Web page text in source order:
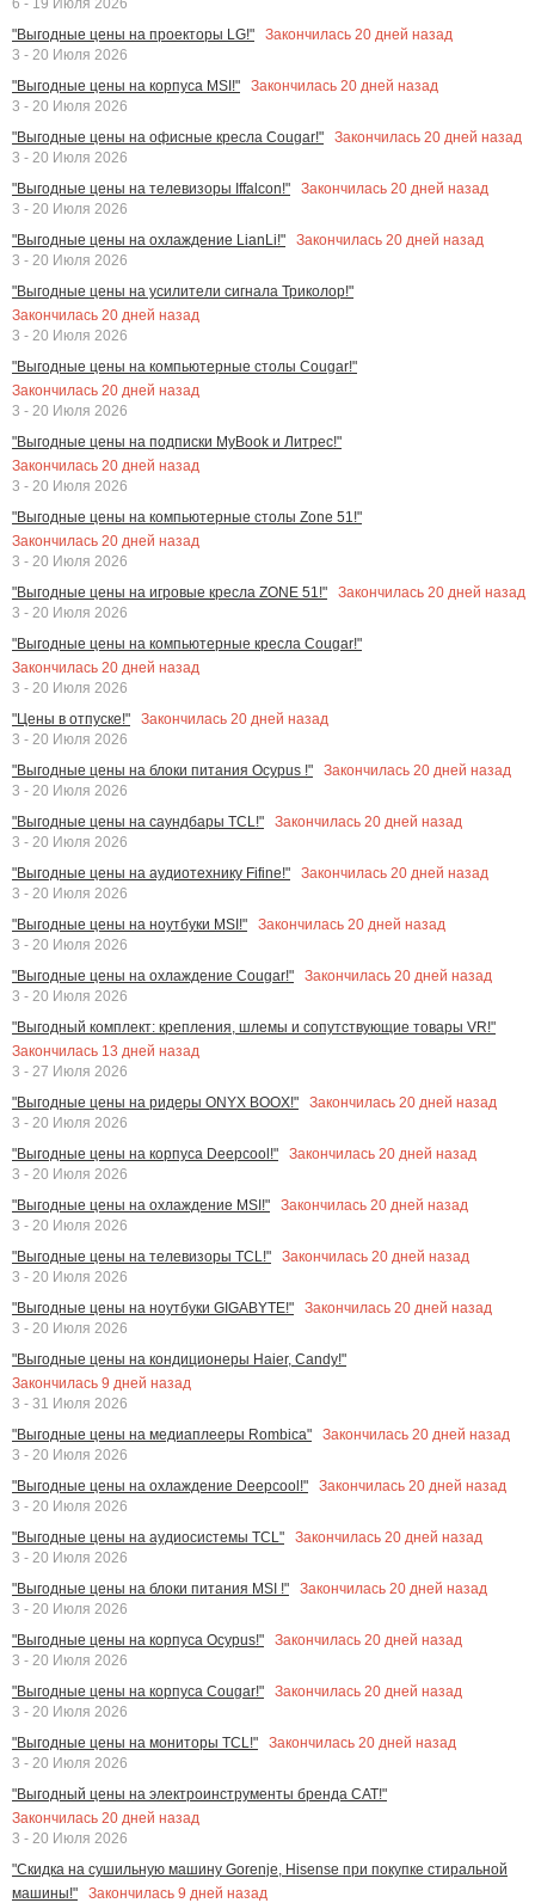
"Выгодные цены на проекторы LG!"
Закончилась 20 дней назад
3 - 20 Июля 2026
"Выгодные цены на корпуса MSI!"
Закончилась 20 дней назад
3 - 20 Июля 2026
"Выгодные цены на офисные кресла Cougar!"
Закончилась 20 дней назад
3 - 20 Июля 2026
"Выгодные цены на телевизоры Iffalcon!"
Закончилась 20 дней назад
3 - 20 Июля 2026
"Выгодные цены на охлаждение LianLi!"
Закончилась 20 дней назад
3 - 20 Июля 2026
"Выгодные цены на усилители сигнала Триколор!"
Закончилась 20 дней назад
3 - 20 Июля 2026
"Выгодные цены на компьютерные столы Cougar!"
Закончилась 20 дней назад
3 - 20 Июля 2026
"Выгодные цены на подписки MyBook и Литрес!"
Закончилась 20 дней назад
3 - 20 Июля 2026
"Выгодные цены на компьютерные столы Zone 51!"
Закончилась 20 дней назад
3 - 20 Июля 2026
"Выгодные цены на игровые кресла ZONE 51!"
Закончилась 20 дней назад
3 - 20 Июля 2026
"Выгодные цены на компьютерные кресла Cougar!"
Закончилась 20 дней назад
3 - 20 Июля 2026
"Цены в отпуске!"
Закончилась 20 дней назад
3 - 20 Июля 2026
"Выгодные цены на блоки питания Ocypus !"
Закончилась 20 дней назад
3 - 20 Июля 2026
"Выгодные цены на саундбары TCL!"
Закончилась 20 дней назад
3 - 20 Июля 2026
"Выгодные цены на аудиотехнику Fifine!"
Закончилась 20 дней назад
3 - 20 Июля 2026
"Выгодные цены на ноутбуки MSI!"
Закончилась 20 дней назад
3 - 20 Июля 2026
"Выгодные цены на охлаждение Cougar!"
Закончилась 20 дней назад
3 - 20 Июля 2026
"Выгодный комплект: крепления, шлемы и сопутствующие товары VR!"
Закончилась 13 дней назад
3 - 27 Июля 2026
"Выгодные цены на ридеры ONYX BOOX!"
Закончилась 20 дней назад
3 - 20 Июля 2026
"Выгодные цены на корпуса Deepcool!"
Закончилась 20 дней назад
3 - 20 Июля 2026
"Выгодные цены на охлаждение MSI!"
Закончилась 20 дней назад
3 - 20 Июля 2026
"Выгодные цены на телевизоры TCL!"
Закончилась 20 дней назад
3 - 20 Июля 2026
"Выгодные цены на ноутбуки GIGABYTE!"
Закончилась 20 дней назад
3 - 20 Июля 2026
"Выгодные цены на кондиционеры Haier, Candy!"
Закончилась 9 дней назад
3 - 31 Июля 2026
"Выгодные цены на медиаплееры Rombica"
Закончилась 20 дней назад
3 - 20 Июля 2026
"Выгодные цены на охлаждение Deepcool!"
Закончилась 20 дней назад
3 - 20 Июля 2026
"Выгодные цены на аудиосистемы TCL"
Закончилась 20 дней назад
3 - 20 Июля 2026
"Выгодные цены на блоки питания MSI !"
Закончилась 20 дней назад
3 - 20 Июля 2026
"Выгодные цены на корпуса Ocypus!"
Закончилась 20 дней назад
3 - 20 Июля 2026
"Выгодные цены на корпуса Cougar!"
Закончилась 20 дней назад
3 - 20 Июля 2026
"Выгодные цены на мониторы TCL!"
Закончилась 20 дней назад
3 - 20 Июля 2026
"Выгодный цены на электроинструменты бренда CAT!"
Закончилась 20 дней назад
3 - 20 Июля 2026
"Скидка на сушильную машину Gorenje, Hisense при покупке стиральной
машины!"
Закончилась 9 дней назад